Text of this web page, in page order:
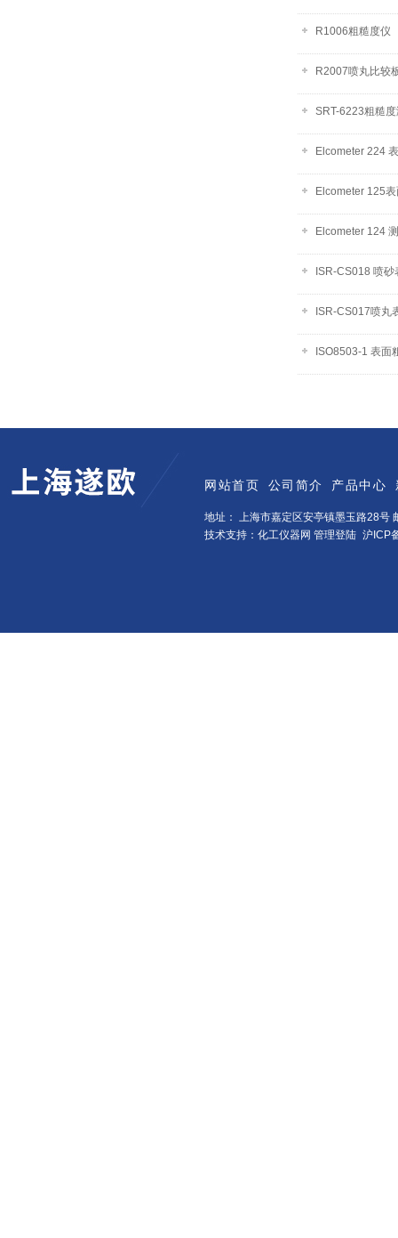
R1006粗糙度仪
R2007喷丸比较
SRT-6223粗糙
Elcometer 224
Elcometer 125
Elcometer 124
ISR-CS018 喷
ISR-CS017喷丸
ISO8503-1 表面
网站首页 公司简介 产品中心
地址： 上海市嘉定区安亭镇墨玉路28号
技术支持：化工仪器网 管理登陆 沪ICP